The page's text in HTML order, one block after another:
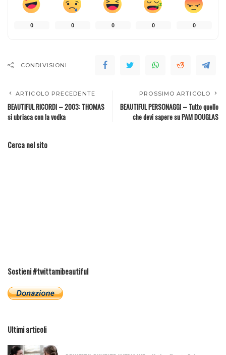
0 0 0 0 0
CONDIVISIONI
ARTICOLO PRECEDENTE
BEAUTIFUL RICORDI – 2003: THOMAS
si ubriaca con la vodka
PROSSIMO ARTICOLO
BEAUTIFUL PERSONAGGI – Tutto quello
che devi sapere su PAM DOUGLAS
Cerca nel sito
Sostieni #twittamibeautiful
Ultimi articoli